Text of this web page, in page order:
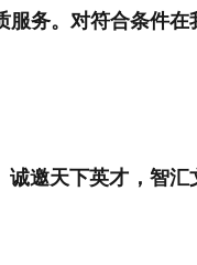
务。对符合条件
诚邀天下英才，智